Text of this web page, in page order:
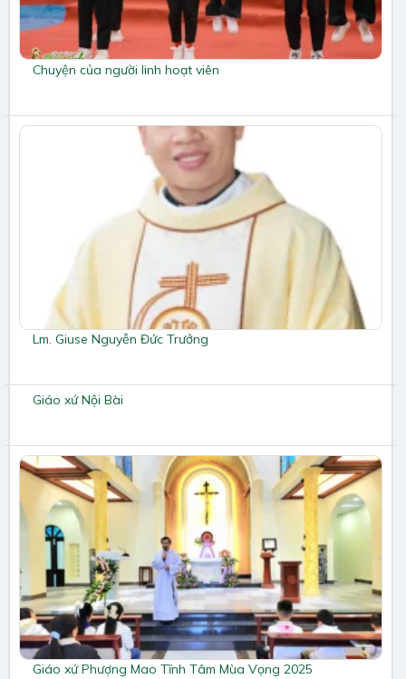
Chuyện của người linh hoạt viên
Lm. Giuse Nguyễn Đức Trưởng
Giáo xứ Nội Bài
Giáo xứ Phượng Mao Tĩnh Tâm Mùa Vọng 2025